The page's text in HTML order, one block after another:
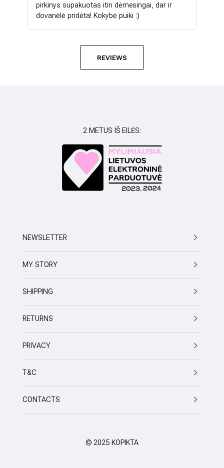
pirkinys supakuotas itin dėmesingai, dar ir
dovanėlė pridėta! Kokybė puiki :)
REVIEWS
2 METUS IŠ EILĖS:
NEWSLETTER
MY STORY
SHIPPING
RETURNS
PRIVACY
T&C
CONTACTS
© 2025 KOPIKTA